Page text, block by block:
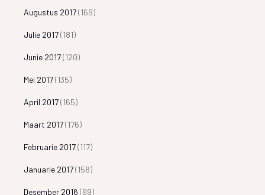
Augustus 2017(169)
Julie 2017(181)
Junie 2017(120)
Mei 2017(135)
April 2017(165)
Maart 2017(176)
Februarie 2017(117)
Januarie 2017(158)
Desember 2016 (99)